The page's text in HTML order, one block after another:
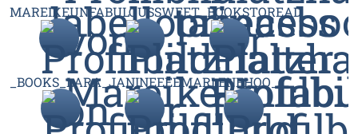
MAREIKEUNFABULOUSSWEET_BOOKSTOREAD
_BOOKS_LARA_JANINEEEEMARLENEHOO_